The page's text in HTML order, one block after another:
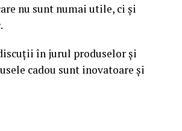
nu sunt numai utile, ci și
în jurul produselor și
cadou sunt inovatoare și